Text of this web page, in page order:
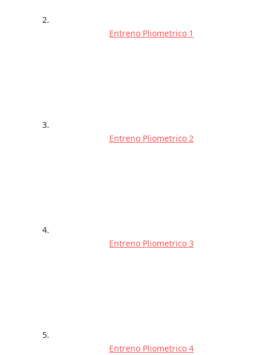
Entreno Pliometrico 1
Entreno Pliometrico 2
Entreno Pliometrico 3
Entreno Pliometrico 4